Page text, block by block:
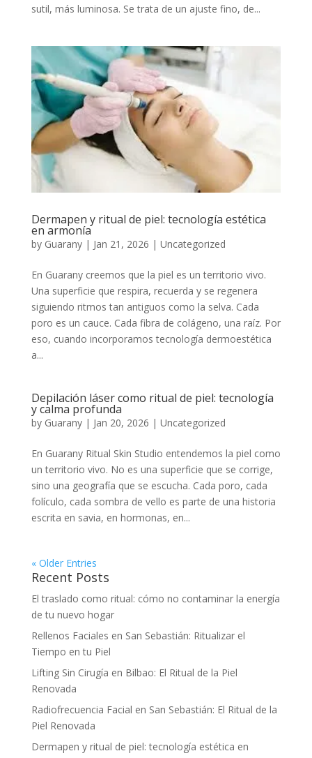
sutil, más luminosa. Se trata de un ajuste fino, de...
Dermapen y ritual de piel: tecnología estética
en armonía
by Guarany| Jan 21, 2026 | Uncategorized
En Guarany creemos que la piel es un territorio vivo.
Una superficie que respira, recuerda y se regenera
siguiendo ritmos tan antiguos como la selva. Cada
poro es un cauce. Cada fibra de colágeno, una raíz. Por
eso, cuando incorporamos tecnología dermoestética
a...
Depilación láser como ritual de piel: tecnología
y calma profunda
by Guarany| Jan 20, 2026 | Uncategorized
En Guarany Ritual Skin Studio entendemos la piel como
un territorio vivo. No es una superficie que se corrige,
sino una geografía que se escucha. Cada poro, cada
folículo, cada sombra de vello es parte de una historia
escrita en savia, en hormonas, en...
« Older Entries
Recent Posts
El traslado como ritual: cómo no contaminar la energía
de tu nuevo hogar
Rellenos Faciales en San Sebastián: Ritualizar el
Tiempo en tu Piel
Lifting Sin Cirugía en Bilbao: El Ritual de la Piel
Renovada
Radiofrecuencia Facial en San Sebastián: El Ritual de la
Piel Renovada
Dermapen y ritual de piel: tecnología estética en